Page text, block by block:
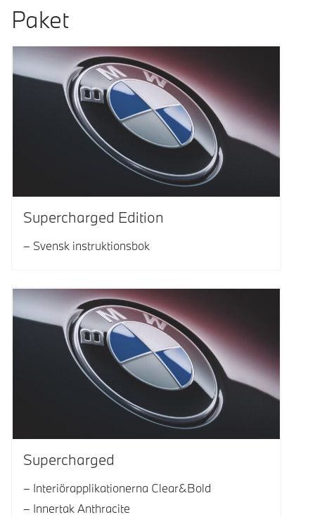
Paket
Supercharged Edition
Svensk instruktionsbok
Supercharged
Interiörapplikationerna Clear&Bold
Innertak Anthracite